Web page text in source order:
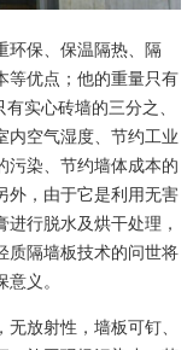
环保、保温隔热、隔
等优点；他的重量只有
实心砖墙的三分之、
内空气湿度、节约工业
污染、节约墙体成本的
外，由于它是利用无害
行脱水及烘干处理，
质隔墙板技术的问世将
义。
放射性，墙板可钉、